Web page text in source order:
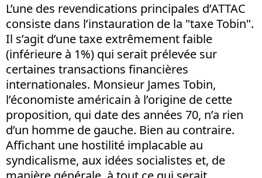
L’une des revendications principales d’ATTAC
consiste dans l’instauration de la "taxe Tobin".
Il s’agit d’une taxe extrêmement faible
(inférieure à 1%) qui serait prélevée sur
certaines transactions financières
internationales. Monsieur James Tobin,
l’économiste américain à l’origine de cette
proposition, qui date des années 70, n’a rien
d’un homme de gauche. Bien au contraire.
Affichant une hostilité implacable au
syndicalisme, aux idées socialistes et, de